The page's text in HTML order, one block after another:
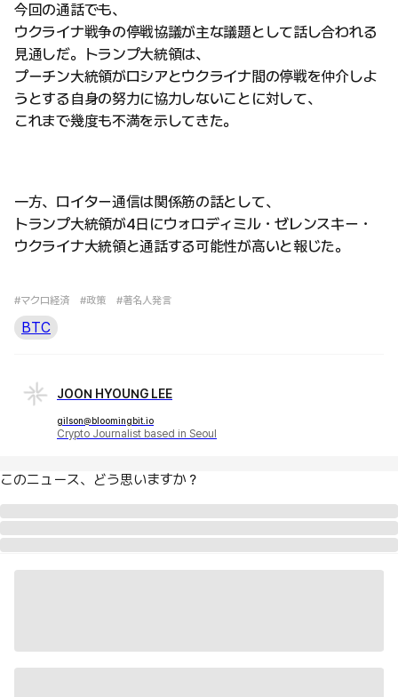
今回の通話でも、
ウクライナ戦争の停戦協議が主な議題として話し合われる
見通しだ。トランプ大統領は、
プーチン大統領がロシアとウクライナ間の停戦を仲介しよ
うとする自身の努力に協力しないことに対して、
これまで幾度も不満を示してきた。
一方、ロイター通信は関係筋の話として、
トランプ大統領が4日にウォロディミル・ゼレンスキー・
ウクライナ大統領と通話する可能性が高いと報じた。
#マクロ経済 #政策 #著名人発言
BTC
JOON HYOUNG LEE
gilson@bloomingbit.io
Crypto Journalist based in Seoul
このニュース、どう思いますか？